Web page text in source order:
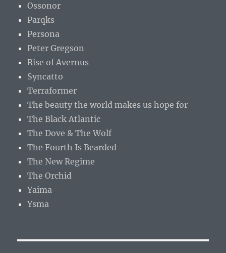
Ossonor
Parqks
Persona
Peter Gregson
Rise of Avernus
Syncatto
Terraformer
The beauty the world makes us hope for
The Black Atlantic
The Dove & The Wolf
The Fourth Is Bearded
The New Regime
The Orchid
Yaima
Ysma